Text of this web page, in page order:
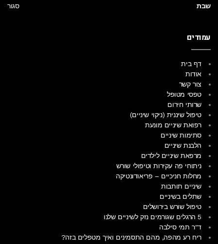
שבת
סגור
עמודים
דף בית
אודות
צור קשר
טפסי מטופל
שרותי חירום
טיפול שיננית (ניקוי שיניים)
רפואת שיניים מונעת
סתימות שיניים
הלבנת שיניים
מרפאת שיניים לילדים
ניתוחי פה עקירות וטיפולי שורש
מחלות חניכיים – פריאודונטיקה
שיניים תותבות
שתלים בשיניים
טיפול שורש בירושלים
5 הרגלים שגורמים נזק לשיניים שלנו
ד"ר תמי סילבה
ריח רע מהפה, מהם התסמינים ואיך מטפלים בזה?